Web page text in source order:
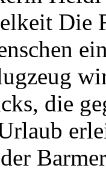
Die
die